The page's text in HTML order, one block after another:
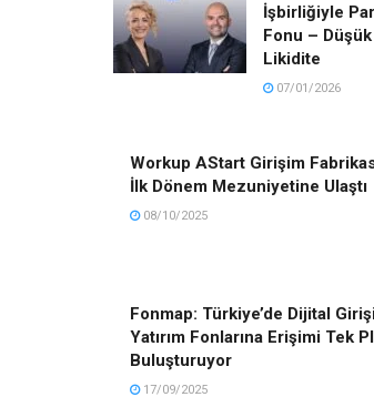
İşbirliğiyle
Fonu –
Likidite
07/01/2026
Workup AStart Girişim
İlk Dönem Mezuniyetine Ulaştı
08/10/2025
Fonmap: Türkiye’de Dijital
Yatırım Fonlarına Erişimi Tek
Buluşturuyor
17/09/2025